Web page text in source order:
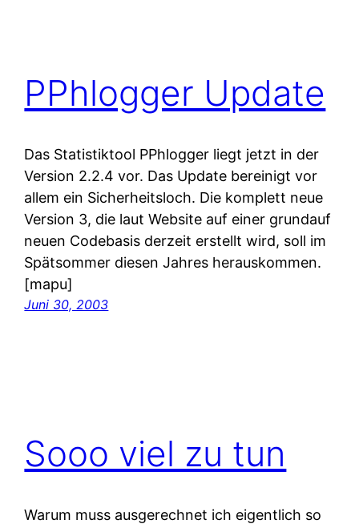
PPhlogger Update
Das Statistiktool PPhlogger liegt jetzt in der
Version 2.2.4 vor. Das Update bereinigt vor
allem ein Sicherheitsloch. Die komplett neue
Version 3, die laut Website auf einer grundauf
neuen Codebasis derzeit erstellt wird, soll im
Spätsommer diesen Jahres herauskommen.
[mapu]
Juni 30, 2003
Sooo viel zu tun
Warum muss ausgerechnet ich eigentlich so